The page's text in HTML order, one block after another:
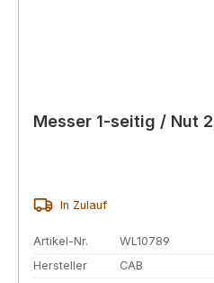
Messer 1-seitig / Nut
In Zulauf
Artikel-Nr.
WL10789
Hersteller
CAB